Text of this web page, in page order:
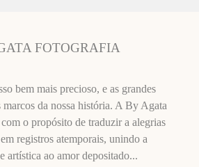
FOTOGRAFIA
bem mais precioso, e as grandes
marcos da nossa história. A By Agata
o propósito de traduzir a alegrias
registros atemporais, unindo a
artística ao amor depositado...